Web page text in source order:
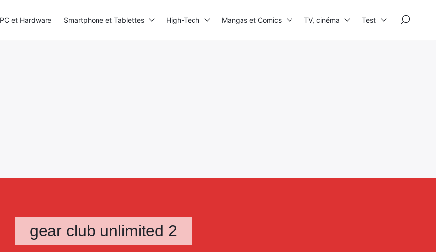
gear club unlimited 2
PC et Hardware Smartphone et Tablettes High-Tech Mangas et Comics TV, cinéma Test